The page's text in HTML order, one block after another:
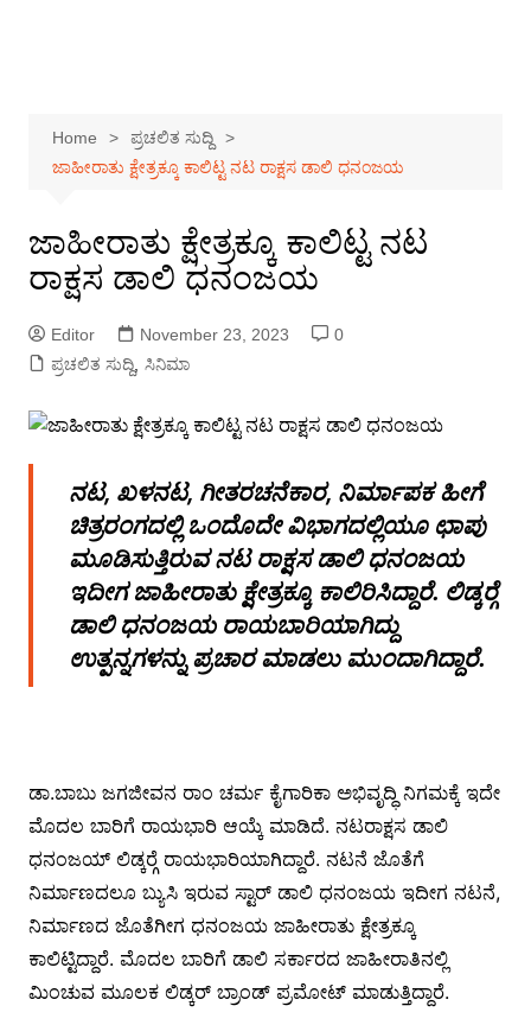
Home
ಪ್ರಚಲಿತ ಸುದ್ದಿ
ಜಾಹೀರಾತು ಕ್ಷೇತ್ರಕ್ಕೂ ಕಾಲಿಟ್ಟ ನಟ ರಾಕ್ಷಸ ಡಾಲಿ ಧನಂಜಯ
ಜಾಹೀರಾತು ಕ್ಷೇತ್ರಕ್ಕೂ ಕಾಲಿಟ್ಟ ನಟ
ರಾಕ್ಷಸ ಡಾಲಿ ಧನಂಜಯ
Editor November 23, 2023
0
ಪ್ರಚಲಿತ ಸುದ್ದಿ, ಸಿನಿಮಾ
ನಟ, ಖಳನಟ, ಗೀತರಚನೆಕಾರ, ನಿರ್ಮಾಪಕ ಹೀಗೆ
ಚಿತ್ರರಂಗದಲ್ಲಿ ಒಂದೊದೇ ವಿಭಾಗದಲ್ಲಿಯೂ ಛಾಪು
ಮೂಡಿಸುತ್ತಿರುವ ನಟ ರಾಕ್ಷಸ ಡಾಲಿ ಧನಂಜಯ
ಇದೀಗ ಜಾಹೀರಾತು ಕ್ಷೇತ್ರಕ್ಕೂ ಕಾಲಿರಿಸಿದ್ದಾರೆ. ಲಿಡ್ಕರ್‍ಗೆ
ಡಾಲಿ ಧನಂಜಯ ರಾಯಬಾರಿಯಾಗಿದ್ದು
ಉತ್ಪನ್ನಗಳನ್ನು ಪ್ರಚಾರ ಮಾಡಲು ಮುಂದಾಗಿದ್ದಾರೆ.
ಡಾ.ಬಾಬು ಜಗಜೀವನ ರಾಂ ಚರ್ಮ ಕೈಗಾರಿಕಾ ಅಭಿವೃದ್ಧಿ ನಿಗಮಕ್ಕೆ ಇದೇ
ಮೊದಲ ಬಾರಿಗೆ ರಾಯಭಾರಿ ಆಯ್ಕೆ ಮಾಡಿದೆ. ನಟರಾಕ್ಷಸ ಡಾಲಿ
ಧನಂಜಯ್ ಲಿಡ್ಕರ್‍ಗೆ ರಾಯಭಾರಿಯಾಗಿದ್ದಾರೆ. ನಟನೆ ಜೊತೆಗೆ
ನಿರ್ಮಾಣದಲೂ ಬ್ಯುಸಿ ಇರುವ ಸ್ಟಾರ್ ಡಾಲಿ ಧನಂಜಯ ಇದೀಗ ನಟನೆ,
ನಿರ್ಮಾಣದ ಜೊತೆಗೀಗ ಧನಂಜಯ ಜಾಹೀರಾತು ಕ್ಷೇತ್ರಕ್ಕೂ
ಕಾಲಿಟ್ಟಿದ್ದಾರೆ. ಮೊದಲ ಬಾರಿಗೆ ಡಾಲಿ ಸರ್ಕಾರದ ಜಾಹೀರಾತಿನಲ್ಲಿ
ಮಿಂಚುವ ಮೂಲಕ ಲಿಡ್ಕರ್ ಬ್ರಾಂಡ್ ಪ್ರಮೋಟ್ ಮಾಡುತ್ತಿದ್ದಾರೆ.